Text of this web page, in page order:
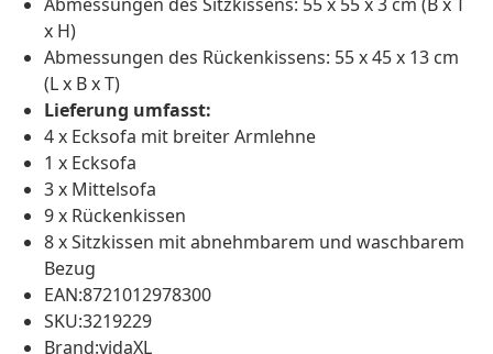
x H)
Abmessungen des Rückenkissens: 55 x 45 x 13 cm
(L x B x T)
Lieferung umfasst:
4 x Ecksofa mit breiter Armlehne
1 x Ecksofa
3 x Mittelsofa
9 x Rückenkissen
8 x Sitzkissen mit abnehmbarem und waschbarem
Bezug
EAN:8721012978300
SKU:3219229
Brand:vidaXL